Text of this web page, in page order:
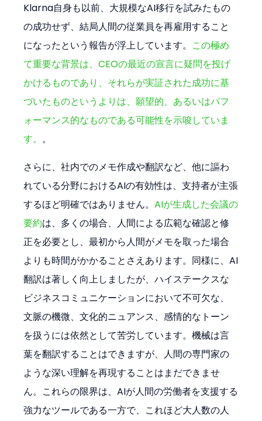
Klarna自身も以前、大規模なAI移行を試みたもの
の成功せず、結局人間の従業員を再雇用すること
になったという報告が浮上しています。 この極め
て重要な背景は、CEOの最近の宣言に疑問を投げ
かけるものであり、それらが実証された成功に基
づいたものというよりは、願望的、あるいはパフ
ォーマンス的なものである可能性を示唆していま
す。 。
さらに、社内でのメモ作成や翻訳など、他に謳わ
れている分野におけるAIの有効性は、支持者が主張
するほど明確ではありません。AIが生成した会議の
要約は、多くの場合、人間による広範な確認と修
正を必要とし、最初から人間がメモを取った場合
よりも時間がかかることさえあります。同様に、AI
翻訳は著しく向上しましたが、ハイステークスな
ビジネスコミュニケーションにおいて不可欠な、
文脈の機微、文化的ニュアンス、感情的なトーン
を扱うには依然として苦労しています。機械は言
葉を翻訳することはできますが、人間の専門家の
ような深い理解を再現することはまだできませ
ん。これらの限界は、AIが人間の労働者を支援する
強力なツールである一方で、これほど大人数の人